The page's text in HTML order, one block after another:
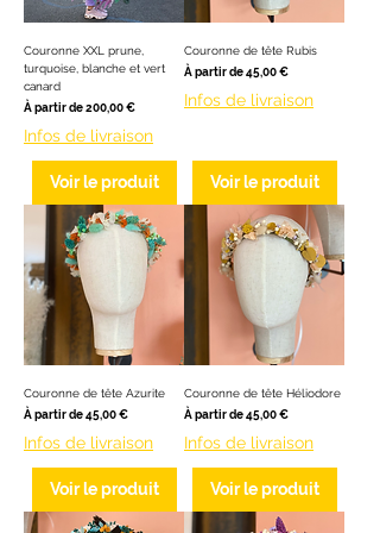
Couronne XXL prune,
turquoise, blanche et vert
canard
À partir de200,00 €
Prix promotionnel
Infos de livraison
Voir le produit
Couronne de tête Rubis
À partir de45,00 €
Prix promotionnel
Infos de livraison
Voir le produit
Couronne de tête Azurite
À partir de45,00 €
Prix promotionnel
Infos de livraison
Voir le produit
Couronne de tête Héliodore
À partir de45,00 €
Prix promotionnel
Infos de livraison
Voir le produit